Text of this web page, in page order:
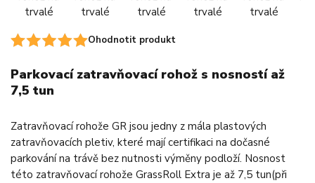
Ohodnotit produkt
Parkovací zatravňovací rohož s nosností až
7,5 tun
Zatravňovací rohože GR jsou jedny z mála plastových
zatravňovacích pletiv, které mají certifikaci na dočasné
parkování na trávě bez nutnosti výměny podloží. Nosnost
této zatravňovací rohože GrassRoll Extra je až 7,5 tun(při